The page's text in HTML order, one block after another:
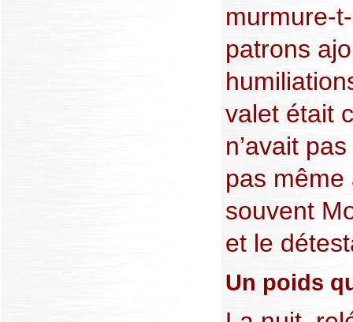
murmure-
patrons
valet était
n’avait
pas
souvent
et le
Un poids